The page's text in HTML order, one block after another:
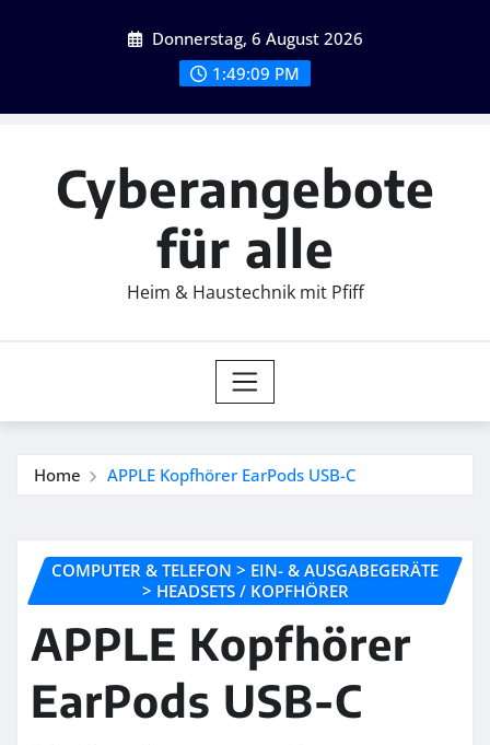
Donnerstag, 6 August 2026
1:49:10 PM
Cyberangebote
für alle
Heim & Haustechnik mit Pfiff
Home APPLE Kopfhörer EarPods USB-C
COMPUTER & TELEFON > EIN- & AUSGABEGERÄTE
> HEADSETS / KOPFHÖRER
APPLE Kopfhörer
EarPods USB-C